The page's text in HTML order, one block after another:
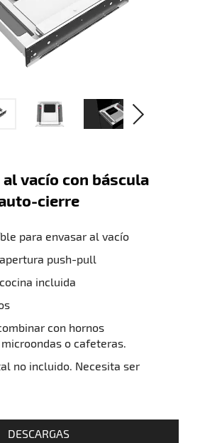
vacío con báscula
cierre
para envasar al vacío
push-pull
incluida
con hornos
o cafeteras.
no incluido. Necesita ser
DESCARGAS